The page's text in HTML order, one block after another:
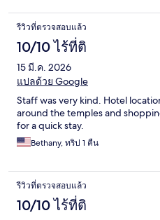
รีวิวที่ตรวจสอบแล้ว
10/10 ไร้ที่ติ
15 มี.ค. 2026
แปลด้วย Google
Staff was very kind. Hotel
around the temples and
for a quick stay.
Bethany, ทริป 1 คืน
รีวิวที่ตรวจสอบแล้ว
10/10 ไร้ที่ติ